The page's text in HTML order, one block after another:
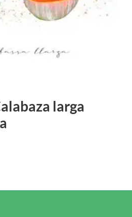
larga